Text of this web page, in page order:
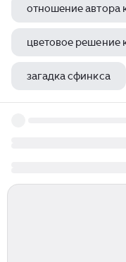
загадка сфинкса